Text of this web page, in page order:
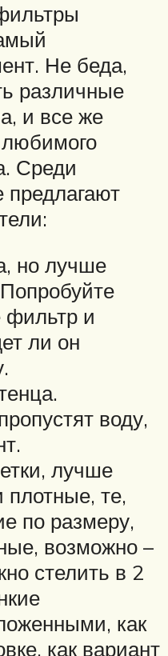
Не беда,
различные
и все же
любимого
Среди
предлагают
но лучше
фильтр и
ли он
воду,
лучше
плотные, те,
по размеру,
возможно –
стелить в 2
как
как вариант